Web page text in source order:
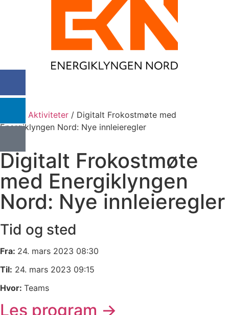
Aktiviteter / Digitalt Frokostmøte med
Energiklyngen Nord: Nye innleieregler
Digitalt Frokostmøte
med Energiklyngen
Nord: Nye innleieregler
Tid og sted
Fra: 24. mars 2023 08:30
Til: 24. mars 2023 09:15
Hvor: Teams
Les program ->